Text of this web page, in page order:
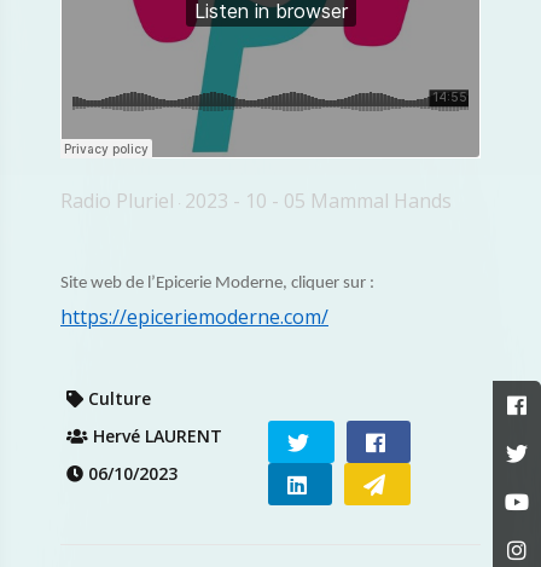
Radio Pluriel · 2023 - 10 - 05 Mammal Hands
Site web de l’Epicerie Moderne, cliquer sur :
https://epiceriemoderne.com/
Culture
Hervé LAURENT
06/10/2023